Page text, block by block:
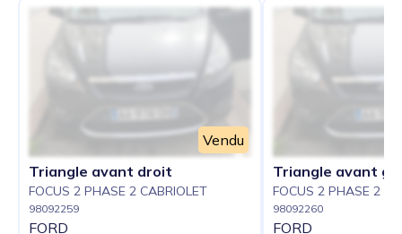
Vendu
Triangle avant droit
FOCUS 2 PHASE 2 CABRIOLET
98092259
FORD
Triangle avant
FOCUS 2 PHASE 2
98092260
FORD